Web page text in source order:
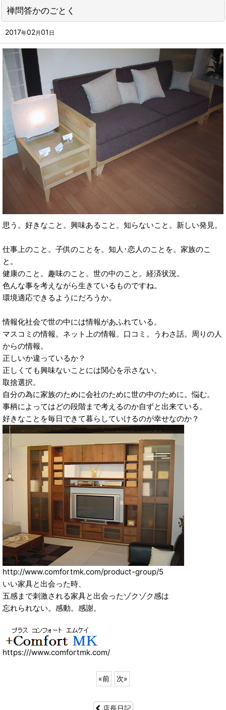
禅問答かのごとく
2017年02月01 日
思う。好きなこと。興味あること。知らないこと。新しい発見。
仕事上のこと。子供のことを。知人･恋人のことを。家族のこ
と。
健康のこと。趣味のこと。世の中のこと。経済状況。
色んな事を考えながら生きているものですね。
環境適応できるようにだろうか。
情報化社会で世の中には情報があふれている。
マスコミの情報。ネット上の情報。口コミ。うわさ話。周りの人
からの情報。
正しいか違っているか？
正しくても興味ないことには関心を示さない。
取捨選択。
自分の為に家族のために会社のために世の中のために。悩む。
事柄によってはどの段階まで考えるのか自ずと出来ている。
好きなことを毎日できて暮らしていけるのが幸せなのか？
http://www.comfortmk.com/product-group/5
いい家具と出会った時、
五感まで刺激される家具と出会ったゾクゾク感は
忘れられない。感動。感謝。
https:///www.comfortmk.com/
«前 次»
店長日記